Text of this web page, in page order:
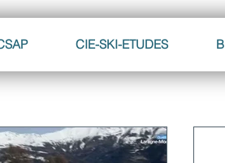
CIE-SKI-ETUDES